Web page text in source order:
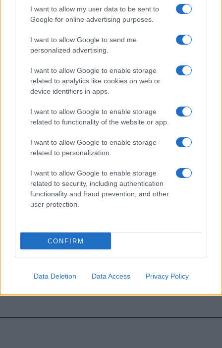
I want to allow my user data to be sent to
Google for online advertising purposes.
I want to allow Google to send me
personalized advertising.
I want to allow Google to enable storage
related to analytics like cookies on web or
device identifiers in apps.
I want to allow Google to enable storage
related to functionality of the website or app.
I want to allow Google to enable storage
related to personalization.
I want to allow Google to enable storage
related to security, including authentication
functionality and fraud prevention, and other
user protection.
CONFIRM
Data Deletion Data Access Privacy Policy
Martina Agostina Diturco
I nostri cari
I nostri cari
Giovannimaria Cabras